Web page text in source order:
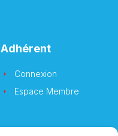
Adhérent
Connexion
Espace Membre